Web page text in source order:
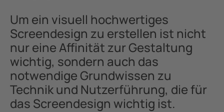
Um ein visuell hochwertiges
Screendesign zu erstellen ist nicht
nur eine Affinität zur Gestaltung
wichtig, sondern auch das
notwendige Grundwissen zu
Technik und Nutzerführung, die für
das Screendesign wichtig ist.